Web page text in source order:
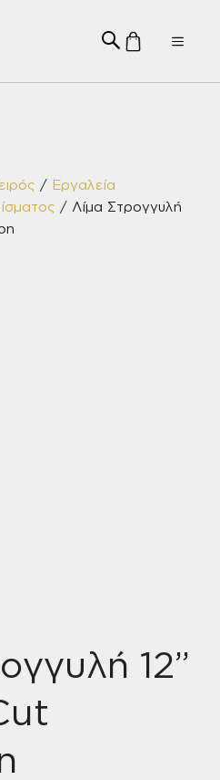
Menu
/ Εργαλεία
/ Λίμα Στρογγυλή
12”